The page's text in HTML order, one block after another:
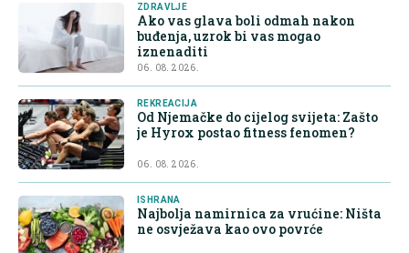
ZDRAVLJE
Ako vas glava boli odmah nakon
buđenja, uzrok bi vas mogao
iznenaditi
06. 08. 2026.
REKREACIJA
Od Njemačke do cijelog svijeta: Zašto
je Hyrox postao fitness fenomen?
06. 08. 2026.
ISHRANA
Najbolja namirnica za vrućine: Ništa
ne osvježava kao ovo povrće